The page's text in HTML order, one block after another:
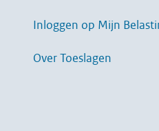
Inloggen op Mijn
Over Toeslagen